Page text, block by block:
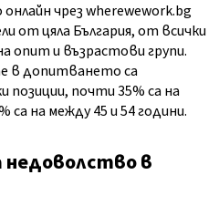
чрез wherewework.bg
от цяла България, от всички
опит и възрастови групи.
в допитването са
позиции, почти 35% са на
са на между 45 и 54 години.
недоволство в